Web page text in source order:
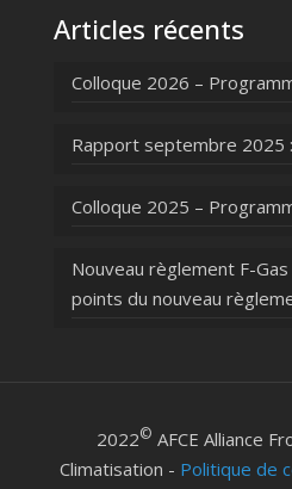
Articles récents
Colloque 2026 –
Rapport septembre 2025
Colloque 2025 –
Nouveau règlement F-
points du nouveau
2022© AFCE Alliance
Climatisation - Politique de